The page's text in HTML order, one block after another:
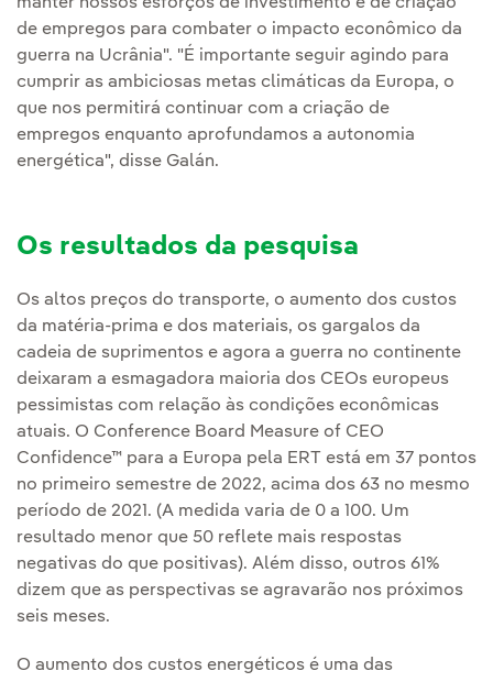
de empregos para combater o impacto econômico da
guerra na Ucrânia". "É importante seguir agindo para
cumprir as ambiciosas metas climáticas da Europa, o
que nos permitirá continuar com a criação de
empregos enquanto aprofundamos a autonomia
energética", disse Galán.
Os resultados da pesquisa
Os altos preços do transporte, o aumento dos custos
da matéria-prima e dos materiais, os gargalos da
cadeia de suprimentos e agora a guerra no continente
deixaram a esmagadora maioria dos CEOs europeus
pessimistas com relação às condições econômicas
atuais. O Conference Board Measure of CEO
Confidence™ para a Europa pela ERT está em 37 pontos
no primeiro semestre de 2022, acima dos 63 no mesmo
período de 2021. (A medida varia de 0 a 100. Um
resultado menor que 50 reflete mais respostas
negativas do que positivas). Além disso, outros 61%
dizem que as perspectivas se agravarão nos próximos
seis meses.
O aumento dos custos energéticos é uma das